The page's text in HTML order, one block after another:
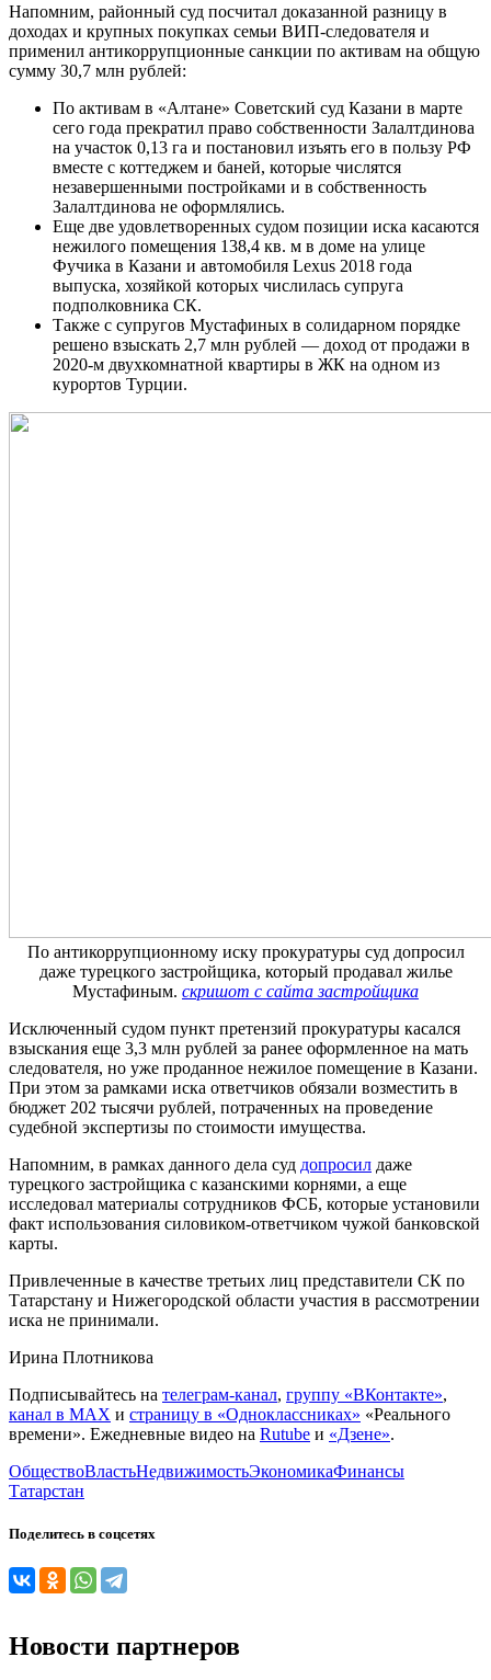
Напомним, районный суд посчитал доказанной разницу в
доходах и крупных покупках семьи ВИП-следователя и
применил антикоррупционные санкции по активам на общую
сумму 30,7 млн рублей:
По активам в «Алтане» Советский суд Казани в марте
сего года прекратил право собственности Залалтдинова
на участок 0,13 га и постановил изъять его в пользу РФ
вместе с коттеджем и баней, которые числятся
незавершенными постройками и в собственность
Залалтдинова не оформлялись.
Еще две удовлетворенных судом позиции иска касаются
нежилого помещения 138,4 кв. м в доме на улице
Фучика в Казани и автомобиля Lexus 2018 года
выпуска, хозяйкой которых числилась супруга
подполковника СК.
Также с супругов Мустафиных в солидарном порядке
решено взыскать 2,7 млн рублей — доход от продажи в
2020-м двухкомнатной квартиры в ЖК на одном из
курортов Турции.
По антикоррупционному иску прокуратуры суд допросил
даже турецкого застройщика, который продавал жилье
Мустафиным. скришот с сайта застройщика
Исключенный судом пункт претензий прокуратуры касался
взыскания еще 3,3 млн рублей за ранее оформленное на мать
следователя, но уже проданное нежилое помещение в Казани.
При этом за рамками иска ответчиков обязали возместить в
бюджет 202 тысячи рублей, потраченных на проведение
судебной экспертизы по стоимости имущества.
Напомним, в рамках данного дела суд допросил даже
турецкого застройщика с казанскими корнями, а еще
исследовал материалы сотрудников ФСБ, которые установили
факт использования силовиком-ответчиком чужой банковской
карты.
Привлеченные в качестве третьих лиц представители СК по
Татарстану и Нижегородской области участия в рассмотрении
иска не принимали.
Ирина Плотникова
Подписывайтесь на телеграм-канал, группу «ВКонтакте»,
канал в MAX и страницу в «Одноклассниках» «Реального
времени». Ежедневные видео на Rutube и «Дзене».
ОбществоВластьНедвижимостьЭкономикаФинансы
Татарстан
Поделитесь в соцсетях
Новости партнеров